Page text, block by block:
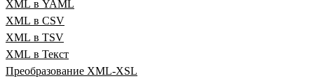
XML в YAML
XML в CSV
XML в TSV
XML в Текст
Преобразование XML‑XSL